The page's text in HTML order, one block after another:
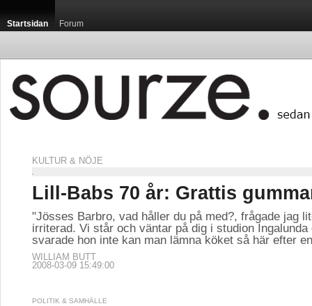
Startsidan Forum
KULTUR & NÖJE
Lill-Babs 70 år: Grattis
"Jösses Barbro, vad håller du på med?, frågade jag
irriterad. Vi står och väntar på dig i studion
svarade hon inte kan man lämna köket så här efter
WILLIAM BUTT
2008-03-09 15:49:00
POLITIK & SAMHÄLLE